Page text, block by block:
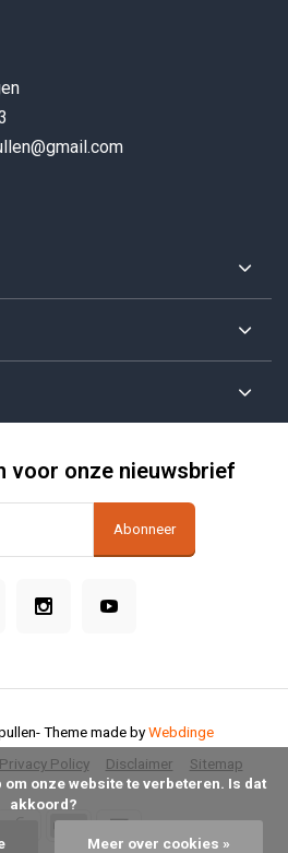
voor onze nieuwsbrief
Abonneer
Privacy Policy Disclaimer Sitemap
- Theme made byWebdinge
akkoord?
Meer over cookies »